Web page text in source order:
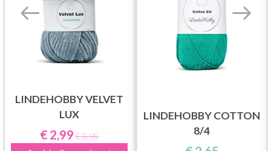
LINDEHOBBY VELVET
LUX
€ 2,99 € 5,95
LINDEHOBBY COTTON
8/4